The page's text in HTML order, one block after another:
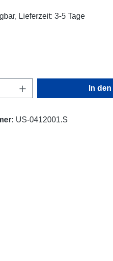
Lieferzeit: 3-5 Tage
Gib den In
US-0412001.S